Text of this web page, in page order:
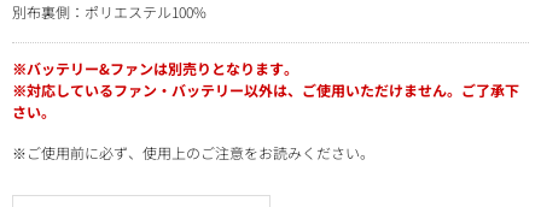
別布裏側：ポリエステル100%
※バッテリー&ファンは別売りとなります。
※対応しているファン・バッテリー以外は、ご使用いただけません。ご了承下
さい。
※ご使用前に必ず、使用上のご注意をお読みください。